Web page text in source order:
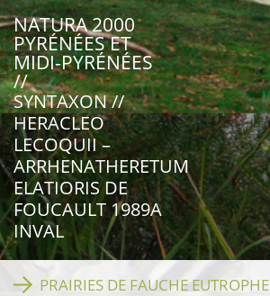
NATURA 2000
PYRÉNÉES ET
MIDI-PYRÉNÉES
//
SYNTAXON //
HERACLEO
LECOQUII –
ARRHENATHERETUM
ELATIORIS DE
FOUCAULT 1989A
INVAL
PRAIRIES DE FAUCHE EUTROPHE